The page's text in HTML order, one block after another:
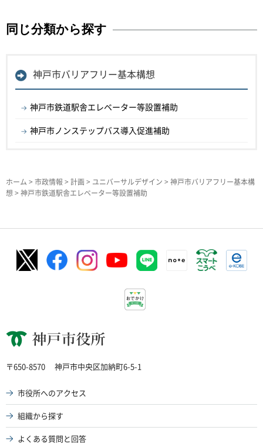
同じ分類から探す
神戸市バリアフリー基本構想
神戸市鉄道駅舎エレベーター等設置補助
神戸市ノンステップバス導入促進補助
ホーム > 市政情報 > 計画> ユニバーサルデザイン > 神戸市バリアフリー基本構
想 > 神戸市鉄道駅舎エレベーター等設置補助
神戸市役所
〒650-8570 神戸市中央区加納町6-5-1
市役所へのアクセス
組織から探す
よくある質問と回答